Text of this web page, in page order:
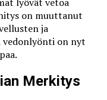
on muuttanut
ja
vedonlyönti on nyt
Merkitys